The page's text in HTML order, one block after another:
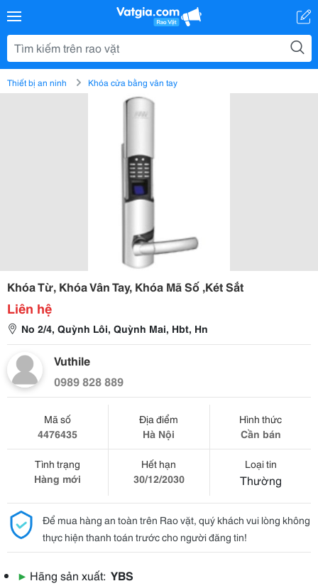
Thiết bị an ninh Khóa cửa bằng vân tay
Khóa Từ, Khóa Vân Tay, Khóa Mã Số ,Két Sắt
Liên hệ
No 2/4, Quỳnh Lôi, Quỳnh Mai, Hbt, Hn
Vuthile
0989 828 889
Mã số
4476435
Địa điểm
Hà Nội
Hình thức
Cần bán
Tình trạng
Hàng mới
Hết hạn
30/12/2030
Loại tin
Thường
Để mua hàng an toàn trên Rao vặt, quý khách vui lòng không
thực hiện thanh toán trước cho người đăng tin!
▶ Hãng sản xuất: YBS